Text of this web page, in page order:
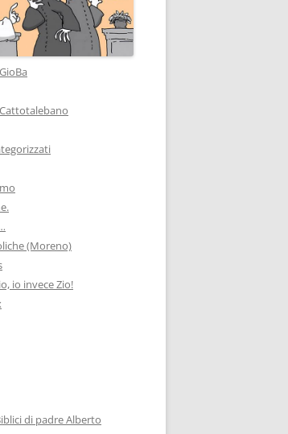
(Moreno)
io invece Zio!
di padre Alberto